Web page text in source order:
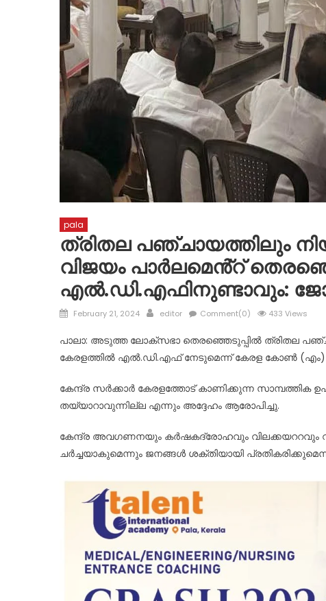
pala
ത്രിതല പഞ്ചായത്തിലും
വിജയം പാർലമെൻ്റ്
എൽ.ഡി.എഫിനുണ്ടാവും:
Posted
February 21, 2024 Author
editor Comment(0) 433 Views
പാലാ: അടുത്ത ലോക്സഭാ തെരഞ്ഞെടുപ്പിൽ ത്രിതല
കേരളത്തിൽ എൽ.ഡി.എഫ് നേടുമെന്ന് കേരള കോൺ
കേന്ദ്ര സർക്കാർ കേരളത്തോട് കാണിക്കുന്ന
തയ്യാറാവുന്നില്ല എന്നും അദ്ദേഹം ആരോപിച്ചു.
കേന്ദ്ര അവഗണനയും കർഷകദ്രോഹവും
ചർച്ചയാകുമെന്നും ജനങ്ങൾ ശക്തിയായി